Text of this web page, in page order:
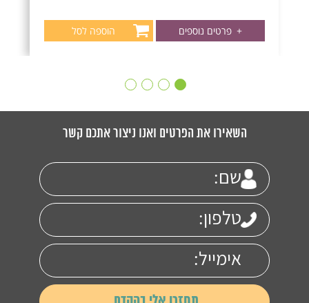
+ פרטים נוספים הוספה לסל
השאירו את הפרטים ואנו ניצור אתכם קשר